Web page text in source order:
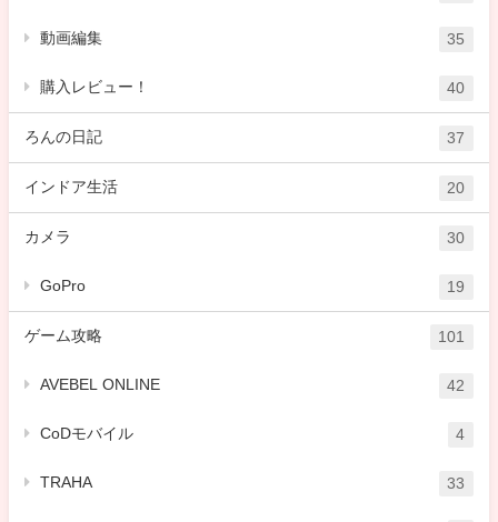
動画編集 35
購入レビュー！ 40
ろんの日記 37
インドア生活 20
カメラ 30
GoPro 19
ゲーム攻略 101
AVEBEL ONLINE 42
CoDモバイル 4
TRAHA 33